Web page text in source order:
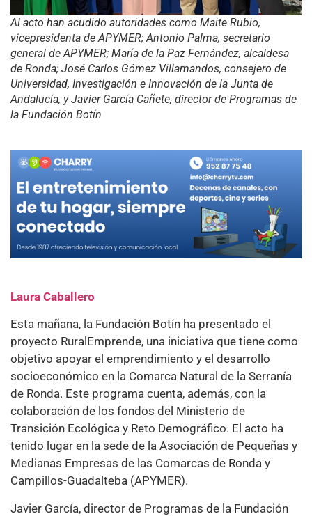
Al acto han acudido autoridades como Maite Rubio,
vicepresidenta de APYMER; Antonio Palma, secretario
general de APYMER; María de la Paz Fernández, alcaldesa
de Ronda; José Carlos Gómez Villamandos, consejero de
Universidad, Investigación e Innovación de la Junta de
Andalucía, y Javier García Cañete, director de Programas de
la Fundación Botín
Laura Caballero
Esta mañana, la Fundación Botín ha presentado el
proyecto RuralEmprende, una iniciativa que tiene como
objetivo apoyar el emprendimiento y el desarrollo
socioeconómico en la Comarca Natural de la Serranía
de Ronda. Este programa cuenta, además, con la
colaboración de los fondos del Ministerio de
Transición Ecológica y Reto Demográfico. El acto ha
tenido lugar en la sede de la Asociación de Pequeñas y
Medianas Empresas de las Comarcas de Ronda y
Campillos-Guadalteba (APYMER).
Javier García, director de Programas de la Fundación